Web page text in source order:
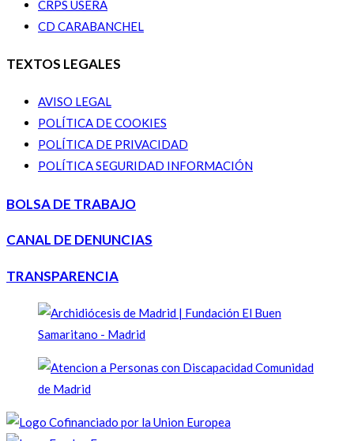
CRPS USERA
CD CARABANCHEL
TEXTOS LEGALES
AVISO LEGAL
POLÍTICA DE COOKIES
POLÍTICA DE PRIVACIDAD
POLÍTICA SEGURIDAD INFORMACIÓN
BOLSA DE TRABAJO
CANAL DE DENUNCIAS
TRANSPARENCIA